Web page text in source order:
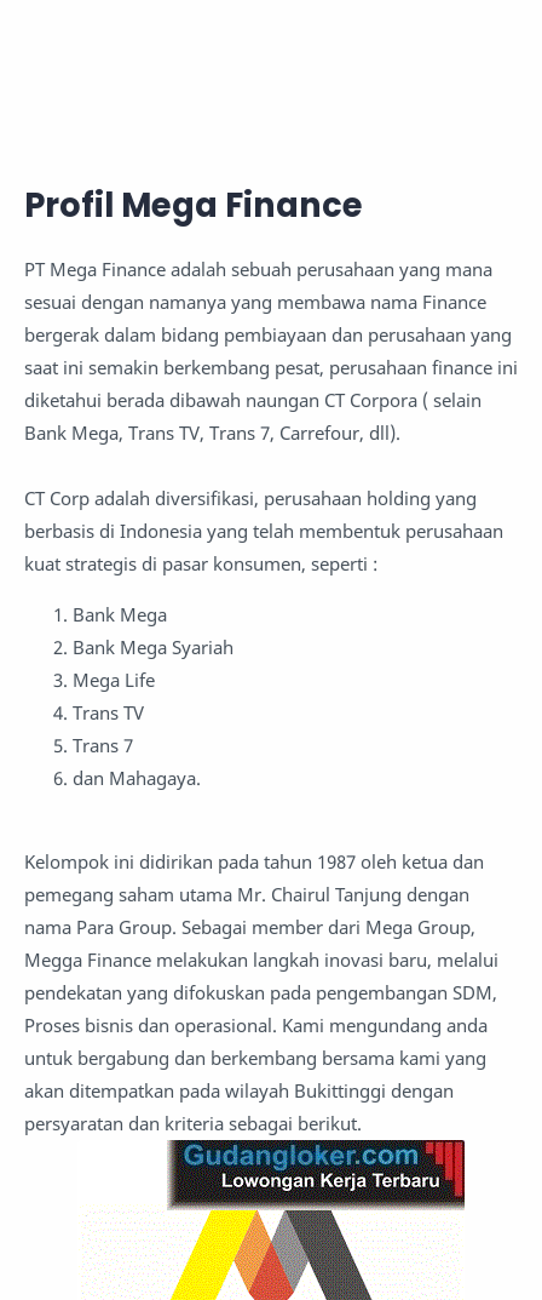
Profil Mega Finance
PT Mega Finance adalah sebuah perusahaan yang mana
sesuai dengan namanya yang membawa nama Finance
bergerak dalam bidang pembiayaan dan perusahaan yang
saat ini semakin berkembang pesat, perusahaan finance ini
diketahui berada dibawah naungan CT Corpora ( selain
Bank Mega, Trans TV, Trans 7, Carrefour, dll).
CT Corp adalah diversifikasi, perusahaan holding yang
berbasis di Indonesia yang telah membentuk perusahaan
kuat strategis di pasar konsumen, seperti :
Bank Mega
Bank Mega Syariah
Mega Life
Trans TV
Trans 7
dan Mahagaya.
Kelompok ini didirikan pada tahun 1987 oleh ketua dan
pemegang saham utama Mr. Chairul Tanjung dengan
nama Para Group. Sebagai member dari Mega Group,
Megga Finance melakukan langkah inovasi baru, melalui
pendekatan yang difokuskan pada pengembangan SDM,
Proses bisnis dan operasional. Kami mengundang anda
untuk bergabung dan berkembang bersama kami yang
akan ditempatkan pada wilayah Bukittinggi dengan
persyaratan dan kriteria sebagai berikut.